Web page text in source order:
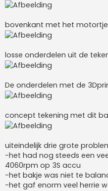
bovenkant met het motortje
losse onderdelen uit de
De onderdelen met de
concept tekening met dit
uiteindelijk drie grote
-het had nog steeds een
4060rpm op 3S accu
-het bakje was niet te
-het gaf enorm veel herrie